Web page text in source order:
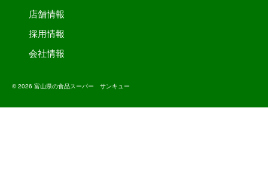
店舗情報
採用情報
会社情報
© 2026 富山県の食品スーパー サンキュー